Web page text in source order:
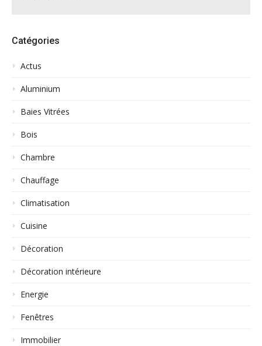
Catégories
Actus
Aluminium
Baies Vitrées
Bois
Chambre
Chauffage
Climatisation
Cuisine
Décoration
Décoration intérieure
Energie
Fenêtres
Immobilier